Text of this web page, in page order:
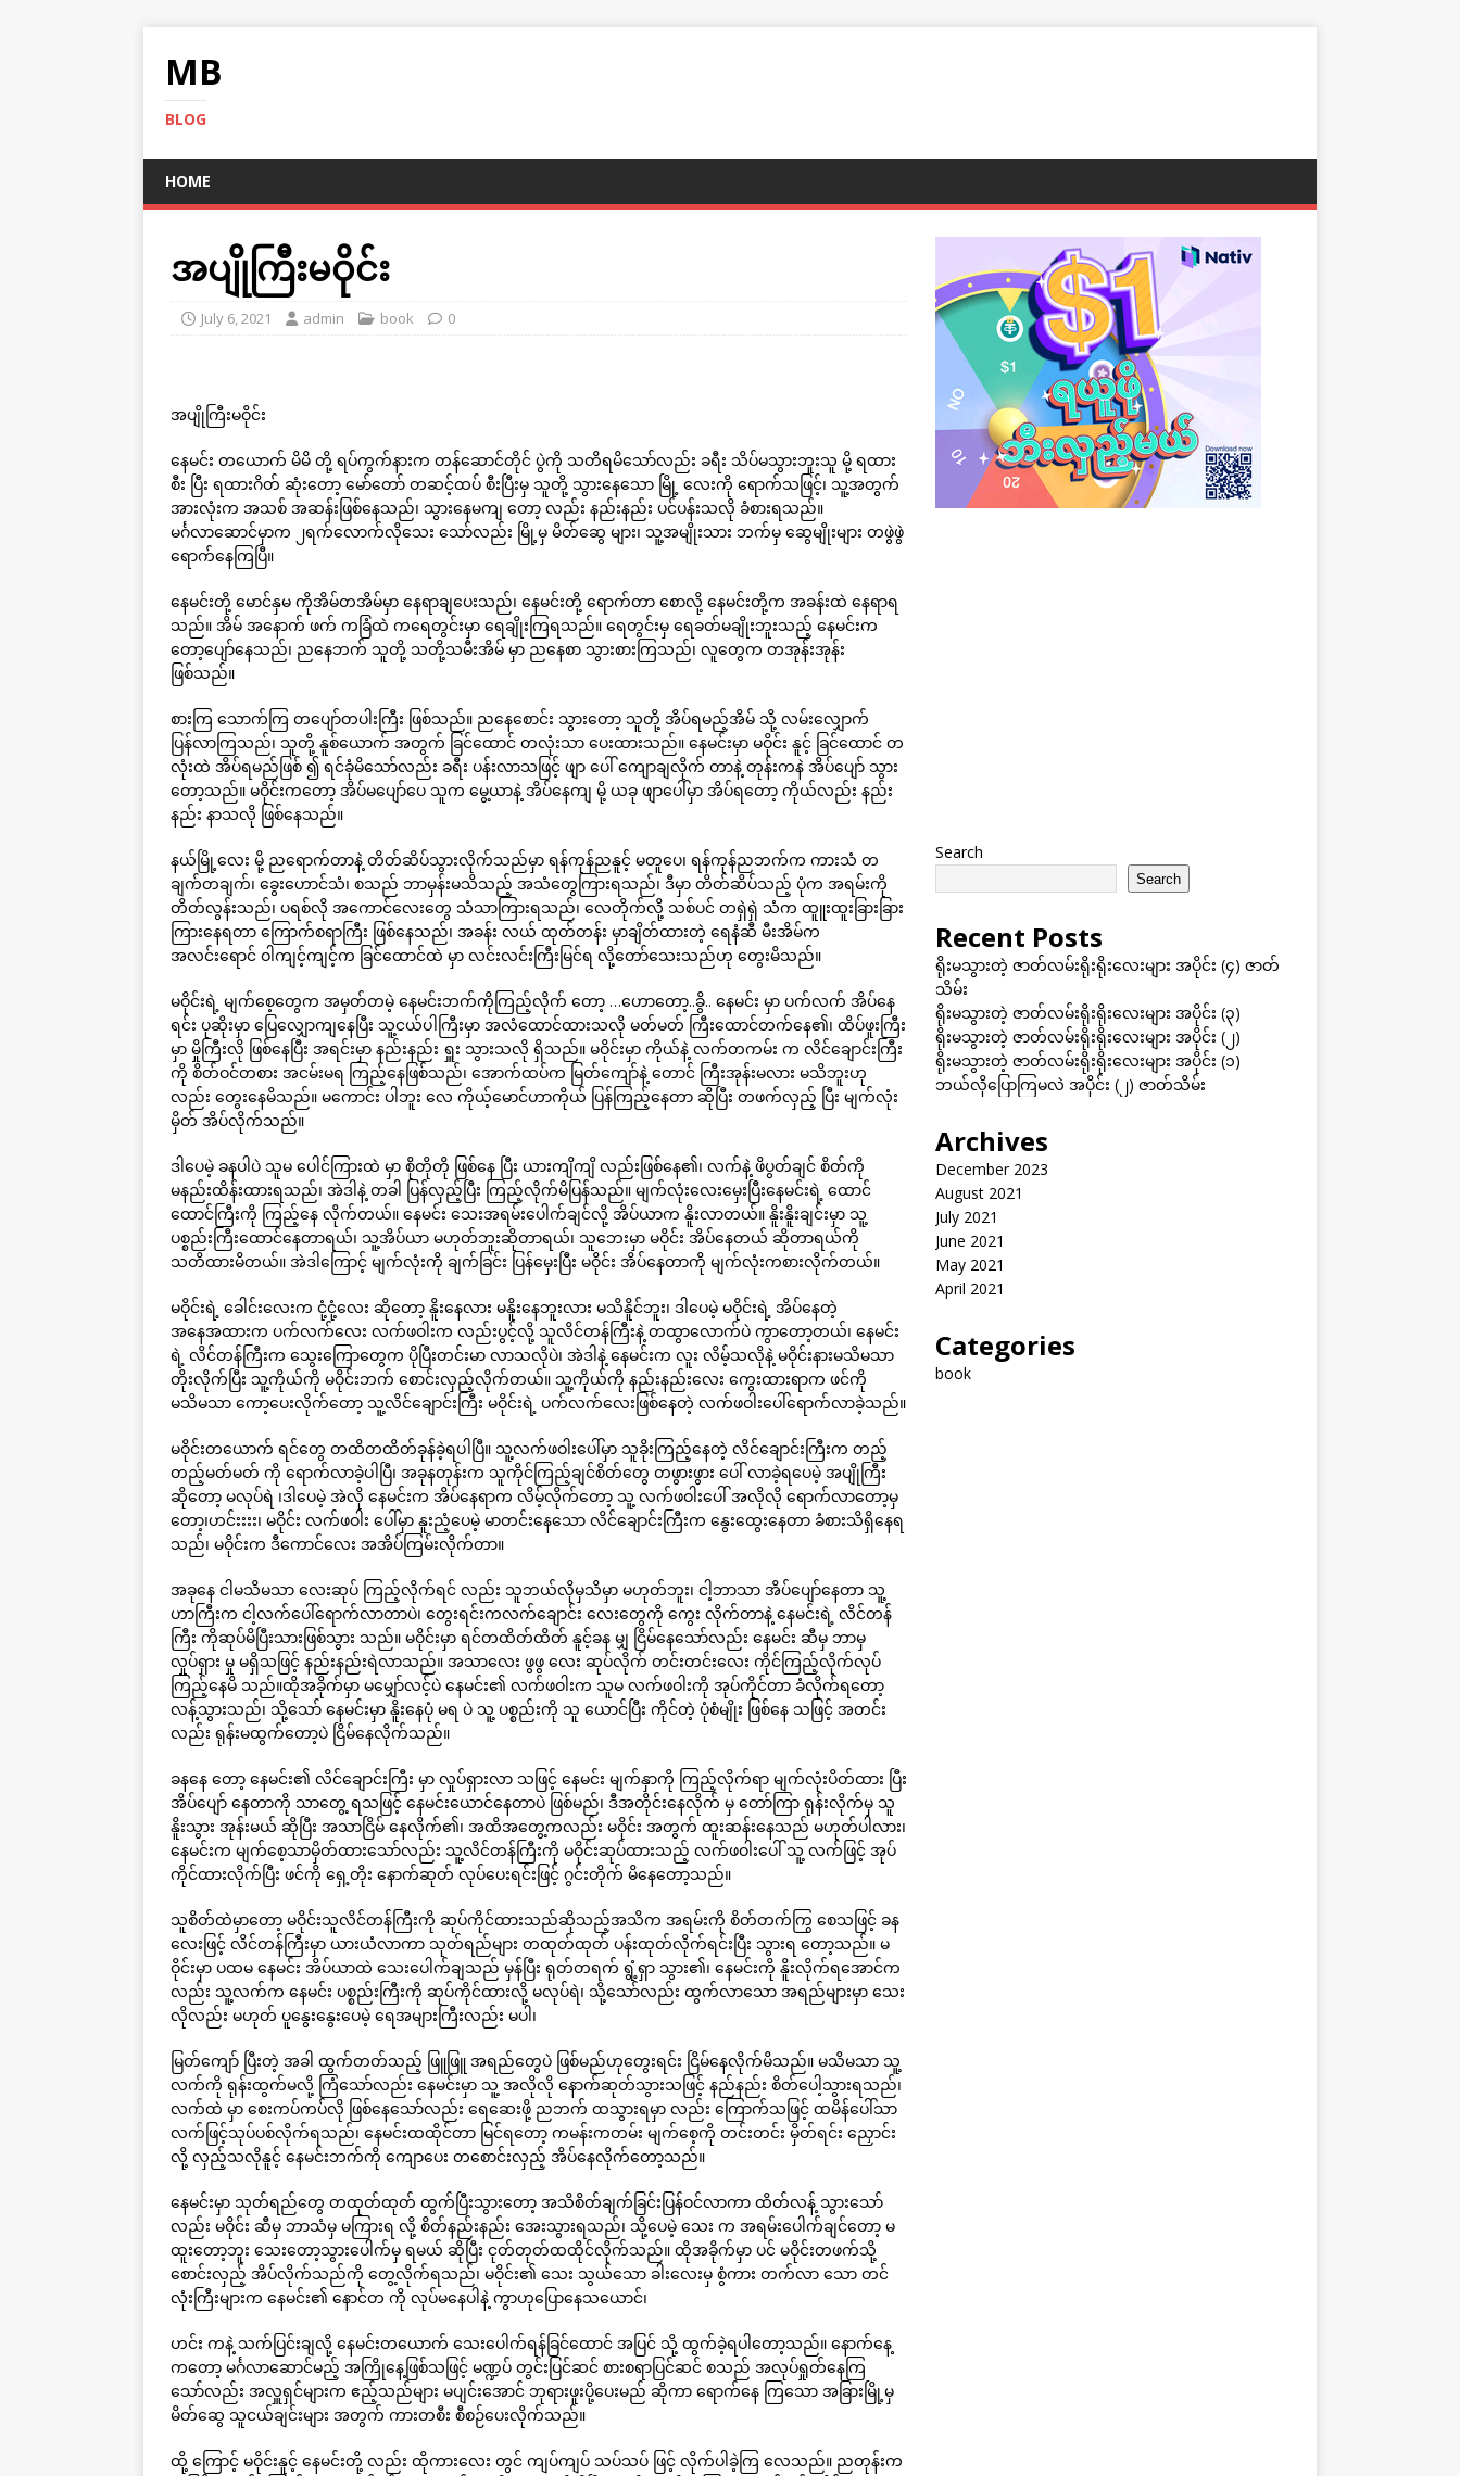
MB
BLOG
HOME
အပျိုကြီးမဝိုင်း
July 6, 2021 admin book 0
အပျိုကြီးမဝိုင်း
နေမင်း တယောက် မိမိ တို့ ရပ်ကွက်နားက တန်ဆောင်တိုင် ပွဲကို သတိရမိသော်လည်း ခရီး သိပ်မသွားဘူးသူ မို့ ရထား
စီး ပြီး ရထားဂိတ် ဆုံးတော့ မော်တော် တဆင့်ထပ် စီးပြီးမှ သူတို့ သွားနေသော မြို့ လေးကို ရောက်သဖြင့်၊ သူ့အတွက်
အားလုံးက အသစ် အဆန်းဖြစ်နေသည်၊ သွားနေမကျ တော့ လည်း နည်းနည်း ပင်ပန်းသလို ခံစားရသည်။
မင်္ဂလာဆောင်မှာက ၂ရက်လောက်လိုသေး သော်လည်း မြို့မှ မိတ်ဆွေ များ၊ သူ့အမျိုးသား ဘက်မှ ဆွေမျိုးများ တဖွဲဖွဲ
ရောက်နေကြပြီ။
နေမင်းတို့ မောင်နှမ ကိုအိမ်တအိမ်မှာ နေရာချပေးသည်၊ နေမင်းတို့ ရောက်တာ စောလို့ နေမင်းတို့က အခန်းထဲ နေရာရ
သည်။ အိမ် အနောက် ဖက် ကခြံထဲ ကရေတွင်းမှာ ရေချိုးကြရသည်။ ရေတွင်းမှ ရေခတ်မချိုးဘူးသည့် နေမင်းက
တော့ပျော်နေသည်၊ ညနေဘက် သူတို့ သတို့သမီးအိမ် မှာ ညနေစာ သွားစားကြသည်၊ လူတွေက တအုန်းအုန်း
ဖြစ်သည်။
စားကြ သောက်ကြ တပျော်တပါးကြီး ဖြစ်သည်။ ညနေစောင်း သွားတော့ သူတို့ အိပ်ရမည့်အိမ် သို့ လမ်းလျှောက်
ပြန်လာကြသည်၊ သူတို့ နူစ်ယောက် အတွက် ခြင်ထောင် တလုံးသာ ပေးထားသည်။ နေမင်းမှာ မဝိုင်း နူင့် ခြင်ထောင် တ
လုံးထဲ အိပ်ရမည်ဖြစ် ၍ ရင်ခုံမိသော်လည်း ခရီး ပန်းလာသဖြင့် ဖျာ ပေါ် ကျောချလိုက် တာနဲ့ တုန်းကနဲ အိပ်ပျော် သွား
တော့သည်။ မဝိုင်းကတော့ အိပ်မပျော်ပေ သူက မွေ့ယာနဲ့ အိပ်နေကျ မို့ ယခု ဖျာပေါ်မှာ အိပ်ရတော့ ကိုယ်လည်း နည်း
နည်း နာသလို ဖြစ်နေသည်။
နယ်မြို့လေး မို့ ညရောက်တာနဲ့ တိတ်ဆိပ်သွားလိုက်သည်မှာ ရန်ကုန်ညနူင့် မတူပေ၊ ရန်ကုန်ညဘက်က ကားသံ တ
ချက်တချက်၊ ခွေးဟောင်သံ၊ စသည် ဘာမှန်းမသိသည့် အသံတွေကြားရသည်၊ ဒီမှာ တိတ်ဆိပ်သည့် ပုံက အရမ်းကို
တိတ်လွန်းသည်၊ ပရစ်လို အကောင်လေးတွေ သံသာကြားရသည်၊ လေတိုက်လို့ သစ်ပင် တရှဲရှဲ သံက ထူူးထူးခြားခြား
ကြားနေရတာ ကြောက်စရာကြီး ဖြစ်နေသည်၊ အခန်း လယ် ထုတ်တန်း မှာချိတ်ထားတဲ့ ရေနံဆီ မီးအိမ်က
အလင်းရောင် ဝါကျင့်ကျင့်က ခြင်ထောင်ထဲ မှာ လင်းလင်းကြီးမြင်ရ လို့တော်သေးသည်ဟု တွေးမိသည်။
မဝိုင်းရဲ့ မျက်စေ့တွေက အမှတ်တမဲ့ နေမင်းဘက်ကိုကြည့်လိုက် တော့ …ဟောတော့..ခွိ.. နေမင်း မှာ ပက်လက် အိပ်နေ
ရင်း ပုဆိုးမှာ ပြေလျှောကျနေပြီး သူ့ငယ်ပါကြီးမှာ အလံထောင်ထားသလို မတ်မတ် ကြီးထောင်တက်နေ၏၊ ထိပ်ဖူးကြီး
မှာ မှိုကြီးလို ဖြစ်နေပြီး အရင်းမှာ နည်းနည်း ရှူး သွားသလို ရှိသည်။ မဝိုင်းမှာ ကိုယ်နဲ့ လက်တကမ်း က လိင်ချောင်းကြီး
ကို စိတ်ဝင်တစား အငမ်းမရ ကြည့်နေဖြစ်သည်၊ အောက်ထပ်က မြတ်ကျော်နဲ့ တောင် ကြီးအုန်းမလား မသိဘူးဟု
လည်း တွေးနေမိသည်။ မကောင်း ပါဘူး လေ ကိုယ့်မောင်ဟာကိုယ် ပြန်ကြည့်နေတာ ဆိုပြီး တဖက်လှည့် ပြီး မျက်လုံး
မှိတ် အိပ်လိုက်သည်။
ဒါပေမဲ့ ခနပါပဲ သူမ ပေါင်ကြားထဲ မှာ စိုတိုတို ဖြစ်နေ ပြီး ယားကျိကျိ လည်းဖြစ်နေ၏၊ လက်နဲ့ ဖိပွတ်ချင် စိတ်ကို
မနည်းထိန်းထားရသည်၊ အဲဒါနဲ့ တခါ ပြန်လှည့်ပြီး ကြည့်လိုက်မိပြန်သည်။ မျက်လုံးလေးမှေးပြီးနေမင်းရဲ့ ထောင်
ထောင်ကြီးကို ကြည့်နေ လိုက်တယ်။ နေမင်း သေးအရမ်းပေါက်ချင်လို့ အိပ်ယာက နိူးလာတယ်။ နိူးနိူးချင်းမှာ သူ့
ပစ္စည်းကြီးထောင်နေတာရယ်၊ သူ့အိပ်ယာ မဟုတ်ဘူးဆိုတာရယ်၊ သူဘေးမှာ မဝိုင်း အိပ်နေတယ် ဆိုတာရယ်ကို
သတိထားမိတယ်။ အဲဒါကြောင့် မျက်လုံးကို ချက်ခြင်း ပြန်မှေးပြီး မဝိုင်း အိပ်နေတာကို မျက်လုံးကစားလိုက်တယ်။
မဝိုင်းရဲ့ ခေါင်းလေးက ငုံ့ငုံ့လေး ဆိုတော့ နိူးနေလား မနိူးနေဘူးလား မသိနိူင်ဘူး၊ ဒါပေမဲ့ မဝိုင်းရဲ့ အိပ်နေတဲ့
အနေအထားက ပက်လက်လေး လက်ဖဝါးက လည်းပွင့်လို့ သူလိင်တန်ကြီးနဲ့ တထွာလောက်ပဲ ကွာတော့တယ်၊ နေမင်း
ရဲ့ လိင်တန်ကြီးက သွေးကြောတွေက ပိုပြီးတင်းမာ လာသလိုပဲ၊ အဲဒါနဲ့ နေမင်းက လူး လိမ့်သလိုနဲ့ မဝိုင်းနားမသိမသာ
တိုးလိုက်ပြီး သူ့ကိုယ်ကို မဝိုင်းဘက် စောင်းလှည့်လိုက်တယ်။ သူ့ကိုယ်ကို နည်းနည်းလေး ကွေးထားရာက ဖင်ကို
မသိမသာ ကော့ပေးလိုက်တော့ သူ့လိင်ချောင်းကြီး မဝိုင်းရဲ့ ပက်လက်လေးဖြစ်နေတဲ့ လက်ဖဝါးပေါ်ရောက်လာခဲ့သည်။
မဝိုင်းတယောက် ရင်တွေ တထိတထိတ်ခုန်ခဲ့ရပါပြီ။ သူ့လက်ဖဝါးပေါ်မှာ သူခိုးကြည့်နေတဲ့ လိင်ချောင်းကြီးက တည့်
တည့်မတ်မတ် ကို ရောက်လာခဲ့ပါပြီ၊ အခုနတုန်းက သူကိုင်ကြည့်ချင်စိတ်တွေ တဖွားဖွား ပေါ် လာခဲ့ရပေမဲ့ အပျိုကြီး
ဆိုတော့ မလုပ်ရဲ ၊ဒါပေမဲ့ အဲလို နေမင်းက အိပ်နေရာက လိမ့်လိုက်တော့ သူ့ လက်ဖဝါးပေါ် အလိုလို ရောက်လာတော့မှ
တော့၊ဟင်းးးး၊ မဝိုင်း လက်ဖဝါး ပေါ်မှာ နူးညံ့ပေမဲ့ မာတင်းနေသော လိင်ချောင်းကြီးက နွေးထွေးနေတာ ခံစားသိရှိနေရ
သည်၊ မဝိုင်းက ဒီကောင်လေး အအိပ်ကြမ်းလိုက်တာ။
အခုနေ ငါမသိမသာ လေးဆုပ် ကြည့်လိုက်ရင် လည်း သူဘယ်လိုမှသိမှာ မဟုတ်ဘူး၊ ငါ့ဘာသာ အိပ်ပျော်နေတာ သူ့
ဟာကြီးက ငါ့လက်ပေါ်ရောက်လာတာပဲ၊ တွေးရင်းကလက်ချောင်း လေးတွေကို ကွေး လိုက်တာနဲ့ နေမင်းရဲ့ လိင်တန်
ကြီး ကိုဆုပ်မိပြီးသားဖြစ်သွား သည်။ မဝိုင်းမှာ ရင်တထိတ်ထိတ် နူင့်ခန မျှ ငြိမ်နေသော်လည်း နေမင်း ဆီမှ ဘာမှ
လှုပ်ရှား မှု မရှိသဖြင့် နည်းနည်းရဲလာသည်။ အသာလေး ဖွဖွ လေး ဆုပ်လိုက် တင်းတင်းလေး ကိုင်ကြည့်လိုက်လုပ်
ကြည့်နေမိ သည်။ထိုအခိုက်မှာ မမျှော်လင့်ပဲ နေမင်း၏ လက်ဖဝါးက သူမ လက်ဖဝါးကို အုပ်ကိုင်တာ ခံလိုက်ရတော့
လန့်သွားသည်၊ သို့သော် နေမင်းမှာ နိူးနေပုံ မရ ပဲ သူ့ ပစ္စည်းကို သူ ယောင်ပြီး ကိုင်တဲ့ ပုံစံမျိုး ဖြစ်နေ သဖြင့် အတင်း
လည်း ရုန်းမထွက်တော့ပဲ ငြိမ်နေလိုက်သည်။
ခနနေ တော့ နေမင်း၏ လိင်ချောင်းကြီး မှာ လှုပ်ရှားလာ သဖြင့် နေမင်း မျက်နှာကို ကြည့်လိုက်ရာ မျက်လုံးပိတ်ထား ပြီး
အိပ်ပျော် နေတာကို သာတွေ့ ရသဖြင့် နေမင်းယောင်နေတာပဲ ဖြစ်မည်၊ ဒီအတိုင်းနေလိုက် မှ တော်ကြာ ရုန်းလိုက်မှ သူ
နိူးသွား အုန်းမယ် ဆိုပြီး အသာငြိမ် နေလိုက်၏၊ အထိအတွေ့ကလည်း မဝိုင်း အတွက် ထူးဆန်းနေသည် မဟုတ်ပါလား၊
နေမင်းက မျက်စေ့သာမှိတ်ထားသော်လည်း သူ့လိင်တန်ကြီးကို မဝိုင်းဆုပ်ထားသည့် လက်ဖဝါးပေါ် သူ့ လက်ဖြင့် အုပ်
ကိုင်ထားလိုက်ပြီး ဖင်ကို ရှေ့တိုး နောက်ဆုတ် လုပ်ပေးရင်းဖြင့် ဂွင်းတိုက် မိနေတော့သည်။
သူစိတ်ထဲမှာတော့ မဝိုင်းသူလိင်တန်ကြီးကို ဆုပ်ကိုင်ထားသည်ဆိုသည့်အသိက အရမ်းကို စိတ်တက်ကြွ စေသဖြင့် ခန
လေးဖြင့် လိင်တန်ကြီးမှာ ယားယံလာကာ သုတ်ရည်များ တထုတ်ထုတ် ပန်းထုတ်လိုက်ရင်းပြီး သွားရ တော့သည်။ မ
ဝိုင်းမှာ ပထမ နေမင်း အိပ်ယာထဲ သေးပေါက်ချသည် မှန်ပြီး ရုတ်တရက် ရွံ့ရှာ သွား၏၊ နေမင်းကို နိူးလိုက်ရအောင်က
လည်း သူ့လက်က နေမင်း ပစ္စည်းကြီးကို ဆုပ်ကိုင်ထားလို့ မလုပ်ရဲ၊ သို့သော်လည်း ထွက်လာသော အရည်များမှာ သေး
လိုလည်း မဟုတ် ပူနွေးနွေးပေမဲ့ ရေအများကြီးလည်း မပါ၊
မြတ်ကျော် ပြီးတဲ့ အခါ ထွက်တတ်သည့် ဖြူဖြူ အရည်တွေပဲ ဖြစ်မည်ဟုတွေးရင်း ငြိမ်နေလိုက်မိသည်။ မသိမသာ သူ့
လက်ကို ရုန်းထွက်မလို့ ကြံသော်လည်း နေမင်းမှာ သူ့ အလိုလို နောက်ဆုတ်သွားသဖြင့် နည်နည်း စိတ်ပေါ့သွားရသည်၊
လက်ထဲ မှာ စေးကပ်ကပ်လို ဖြစ်နေသော်လည်း ရေဆေးဖို့ ညဘက် ထသွားရမှာ လည်း ကြောက်သဖြင့် ထမိန်ပေါ်သာ
လက်ဖြင့်သုပ်ပစ်လိုက်ရသည်၊ နေမင်းထထိုင်တာ မြင်ရတော့ ကမန်းကတမ်း မျက်စေ့ကို တင်းတင်း မှိတ်ရင်း ညှောင်း
လို့ လှည့်သလိုနူင့် နေမင်းဘက်ကို ကျောပေး တစောင်းလှည့် အိပ်နေလိုက်တော့သည်။
နေမင်းမှာ သုတ်ရည်တွေ တထုတ်ထုတ် ထွက်ပြီးသွားတော့ အသိစိတ်ချက်ခြင်းပြန်ဝင်လာကာ ထိတ်လန့် သွားသော်
လည်း မဝိုင်း ဆီမှ ဘာသံမှ မကြားရ လို့ စိတ်နည်းနည်း အေးသွားရသည်၊ သို့ပေမဲ့ သေး က အရမ်းပေါက်ချင်တော့ မ
ထူးတော့ဘူး သေးတော့သွားပေါက်မှ ရမယ် ဆိုပြီး ငုတ်တုတ်ထထိုင်လိုက်သည်။ ထိုအခိုက်မှာ ပင် မဝိုင်းတဖက်သို့
စောင်းလှည့် အိပ်လိုက်သည်ကို တွေ့လိုက်ရသည်၊ မဝိုင်း၏ သေး သွယ်သော ခါးလေးမှ စွံကား တက်လာ သော တင်
လုံးကြီးများက နေမင်း၏ နောင်တ ကို လုပ်မနေပါနဲ့ ကွာဟုပြောနေသယောင်၊
ဟင်း ကနဲ့ သက်ပြင်းချလို့ နေမင်းတယောက် သေးပေါက်ရန်ခြင်ထောင် အပြင် သို့ ထွက်ခဲ့ရပါတော့သည်။ နောက်နေ့
ကတော့ မင်္ဂလာဆောင်မည့် အကြိုနေ့ဖြစ်သဖြင့် မဏ္ဍပ် တွင်းပြင်ဆင် စားစရာပြင်ဆင် စသည် အလုပ်ရှုတ်နေကြ
သော်လည်း အလှူရှင်များက ဧည့်သည်များ မပျင်းအောင် ဘုရားဖူးပို့ပေးမည် ဆိုကာ ရောက်နေ ကြသော အခြားမြို့မှ
မိတ်ဆွေ သူငယ်ချင်းများ အတွက် ကားတစီး စီစဉ်ပေးလိုက်သည်။
ထို့ ကြောင့် မဝိုင်းနူင့် နေမင်းတို့ လည်း ထိုကားလေး တွင် ကျပ်ကျပ် သပ်သပ် ဖြင့် လိုက်ပါခဲ့ကြ လေသည်။ ညတုန်းက
Search
Search
Recent Posts
ရိုးမသွားတဲ့ ဇာတ်လမ်းရိုးရိုးလေးများ အပိုင်း (၄) ဇာတ်
သိမ်း
ရိုးမသွားတဲ့ ဇာတ်လမ်းရိုးရိုးလေးများ အပိုင်း (၃)
ရိုးမသွားတဲ့ ဇာတ်လမ်းရိုးရိုးလေးများ အပိုင်း (၂)
ရိုးမသွားတဲ့ ဇာတ်လမ်းရိုးရိုးလေးများ အပိုင်း (၁)
ဘယ်လိုပြောကြမလဲ အပိုင်း (၂) ဇာတ်သိမ်း
Archives
December 2023
August 2021
July 2021
June 2021
May 2021
April 2021
Categories
book